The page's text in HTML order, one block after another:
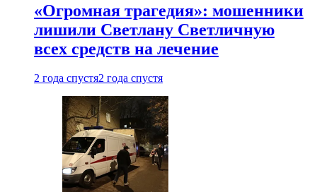
«Огромная трагедия»: мошенники
лишили Светлану Светличную
всех средств на лечение
2 года спустя2 года спустя